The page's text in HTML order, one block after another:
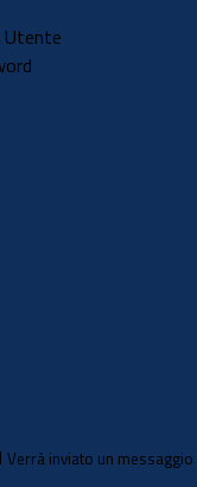
Utente
Verrà inviato un